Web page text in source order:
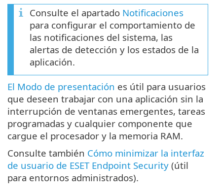
Consulte el apartado Notificaciones
para configurar el comportamiento de
las notificaciones del sistema, las
alertas de detección y los estados de la
aplicación.
El Modo de presentación es útil para usuarios
que deseen trabajar con una aplicación sin la
interrupción de ventanas emergentes, tareas
programadas y cualquier componente que
cargue el procesador y la memoria RAM.
Consulte también Cómo minimizar la interfaz
de usuario de ESET Endpoint Security (útil
para entornos administrados).